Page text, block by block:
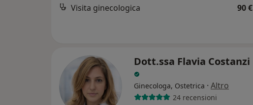
Visita ginecologica 90 €
Dott.ssa Flavia Costanzi
Ginecologa, Ostetrica · Altro
24 recensioni